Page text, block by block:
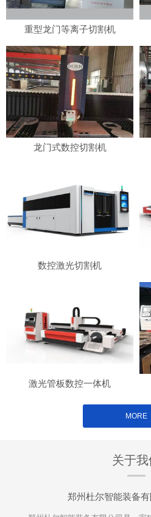
重型龙门等离子切割机
龙门式数控切割机
数控激光切割机
激光管板数控一体机
MORE
关于我
郑州杜尔智能装备